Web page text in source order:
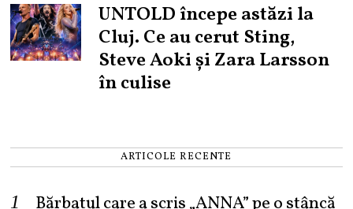
UNTOLD începe astăzi la
Cluj. Ce au cerut Sting,
Steve Aoki și Zara Larsson
în culise
ARTICOLE RECENTE
Bărbatul care a scris „ANNA” pe o stâncă